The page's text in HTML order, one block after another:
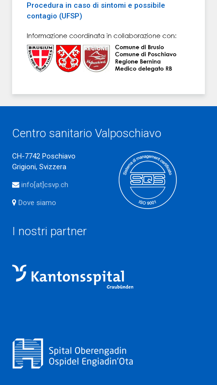
Procedura in caso di sintomi e possibile
contagio (UFSP)
Centro sanitario Valposchiavo
CH-7742 Poschiavo
Grigioni, Svizzera
info[at]csvp.ch
Dove siamo
I nostri partner